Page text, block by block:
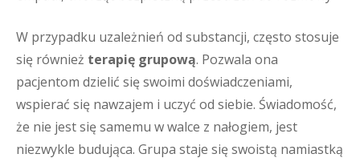
W przypadku uzależnień od substancji, często stosuje
się również terapię grupową. Pozwala ona
pacjentom dzielić się swoimi doświadczeniami,
wspierać się nawzajem i uczyć od siebie. Świadomość,
że nie jest się samemu w walce z nałogiem, jest
niezwykle budująca. Grupa staje się swoistą namiastką